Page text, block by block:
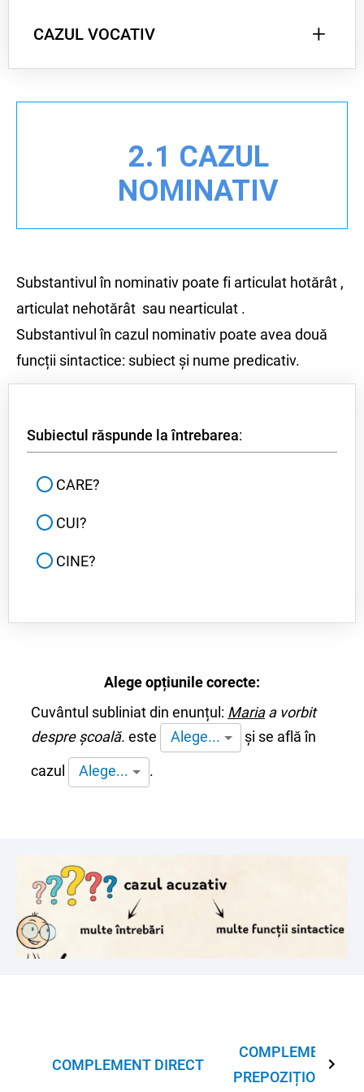
fel de ... ?
Întrebări: Al cui?, A cui?, Ai cui?, Ale cui?
genitival
CAZUL VOCATIV +
Exprimă chemarea sau adresarea.
2.1 CAZUL
NOMINATIV
Substantivul în nominativ poate fi articulat hotărât ,
articulat nehotărât sau nearticulat .
Substantivul în cazul nominativ poate avea două
funcții sintactice: subiect și nume predicativ.
Subiectul răspunde la întrebarea:
CARE?
CUI?
CINE?
Alege opțiunile corecte:
Cuvântul subliniat din enunțul: Mariaa vorbit
despre școală. este Alege... și se află în
cazul Alege... .
COMPLEMENT DIRECT
COMPLEMENT
PREPOZIȚIONAL